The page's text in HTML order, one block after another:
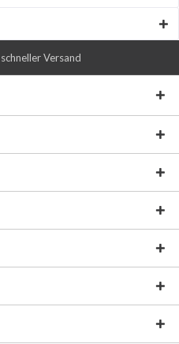
Versand